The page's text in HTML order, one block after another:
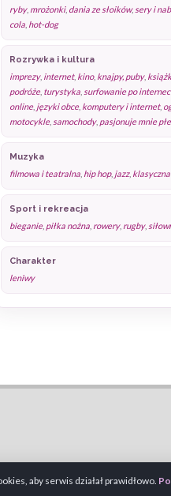
ryby, mrożonki, dania ze słoików, sery i
cola hot-dog
Rozrywka i kultura
imprezy, internet, kino, knajpy, puby,
podróże, turystyka surfowanie po
online, języki obce, komputery i internet,
motocykle, samochody, pasjonuje mnie
Muzyka
filmowa i teatralna hip hop, jazz, klasyczna
Sport i rekreacja
bieganie, piłka nożna rowery, rugby,
Charakter
leniwy
aby serwis działał prawidłowo.